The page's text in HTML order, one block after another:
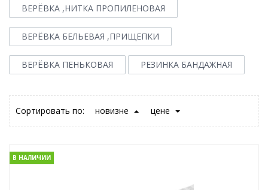
ВЕРЁВКА ,НИТКА ПРОПИЛЕНОВАЯ
ВЕРЁВКА БЕЛЬЕВАЯ ,ПРИЩЕПКИ
ВЕРЁВКА ПЕНЬКОВАЯ РЕЗИНКА БАНДАЖНАЯ
Сортировать по: новизне цене
В НАЛИЧИИ